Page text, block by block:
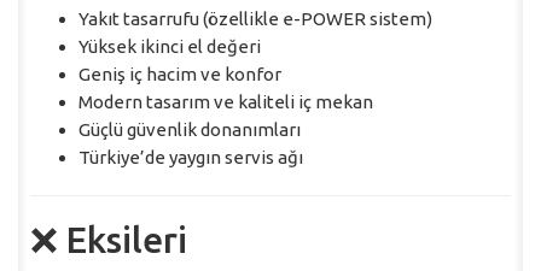
Yakıt tasarrufu (özellikle e-POWER sistem)
Yüksek ikinci el değeri
Geniş iç hacim ve konfor
Modern tasarım ve kaliteli iç mekan
Güçlü güvenlik donanımları
Türkiye’de yaygın servis ağı
❌ Eksileri